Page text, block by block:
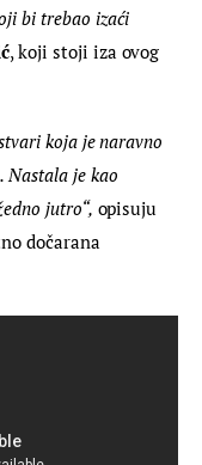
bi trebao izaći
, koji stoji iza ovog
koja je naravno
je kao
jutro“, opisuju
dočarana